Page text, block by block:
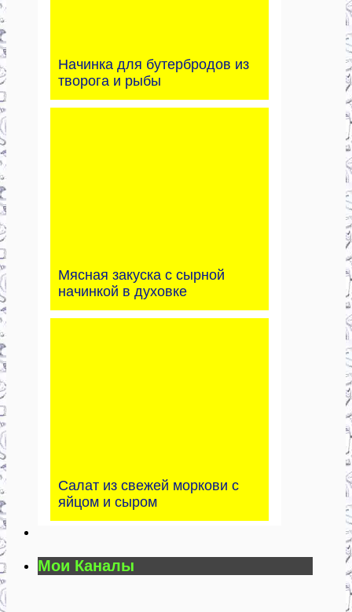
Начинка для бутербродов из
творога и рыбы
Мясная закуска с сырной
начинкой в духовке
Салат из свежей моркови с
яйцом и сыром
Мои Каналы